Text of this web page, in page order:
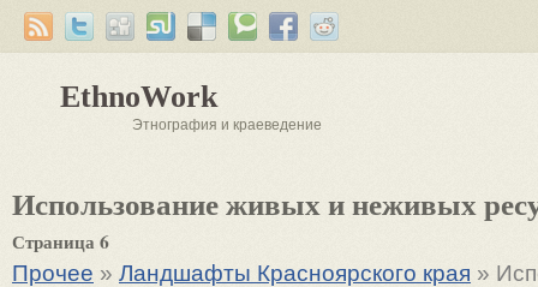
EthnoWork
Этнография и краеведение
Использование живых и неживых
Страница 6
Прочее » Ландшафты Красноярского края »